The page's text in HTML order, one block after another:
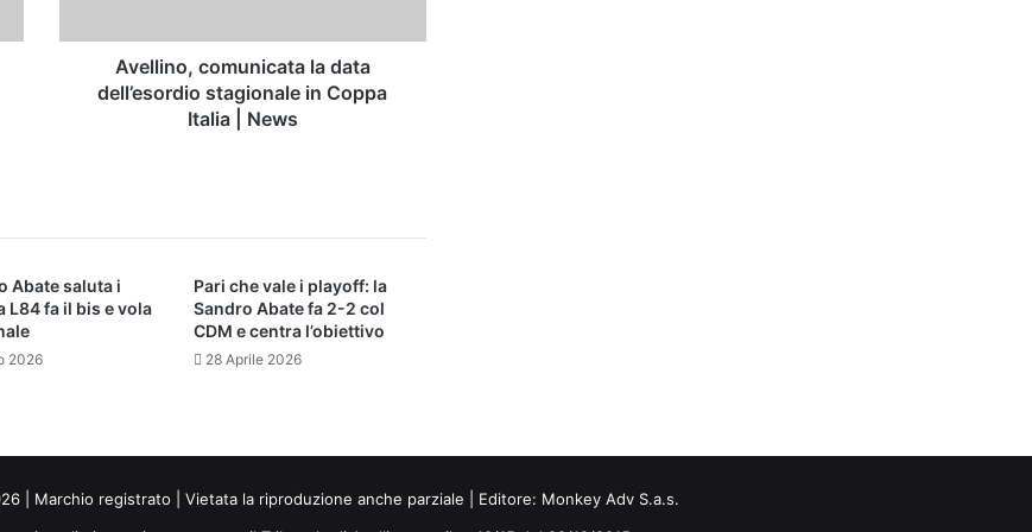
Italia
News
Avellino, comunicata la data
dell’esordio stagionale in Coppa
Italia | News
Abate saluta i
L84 fa il bis e vola
2026
Pari che vale i playoff: la
Sandro Abate fa 2-2 col
CDM e centra l’obiettivo
28 Aprile 2026
| Marchio registrato | Vietata la riproduzione anche parziale | Editore: Monkey Adv S.a.s.